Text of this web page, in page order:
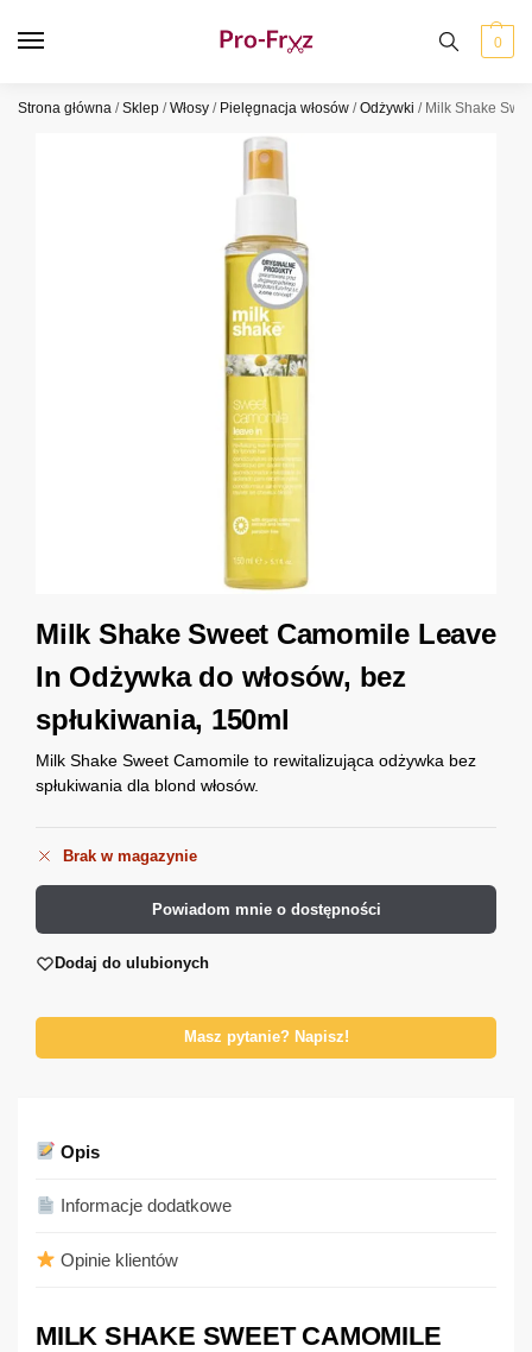
0
Strona główna /Sklep /Włosy / Pielęgnacja włosów /Odżywki / Milk Shake
Milk Shake Sweet Camomile Leave
In Odżywka do włosów, bez
spłukiwania, 150ml
Milk Shake Sweet Camomile to rewitalizująca odżywka bez
spłukiwania dla blond włosów.
Brak w magazynie
Powiadom mnie o dostępności
Dodaj do ulubionych
Masz pytanie? Napisz!
Opis
Informacje dodatkowe
Opinie klientów
MILK SHAKE SWEET CAMOMILE